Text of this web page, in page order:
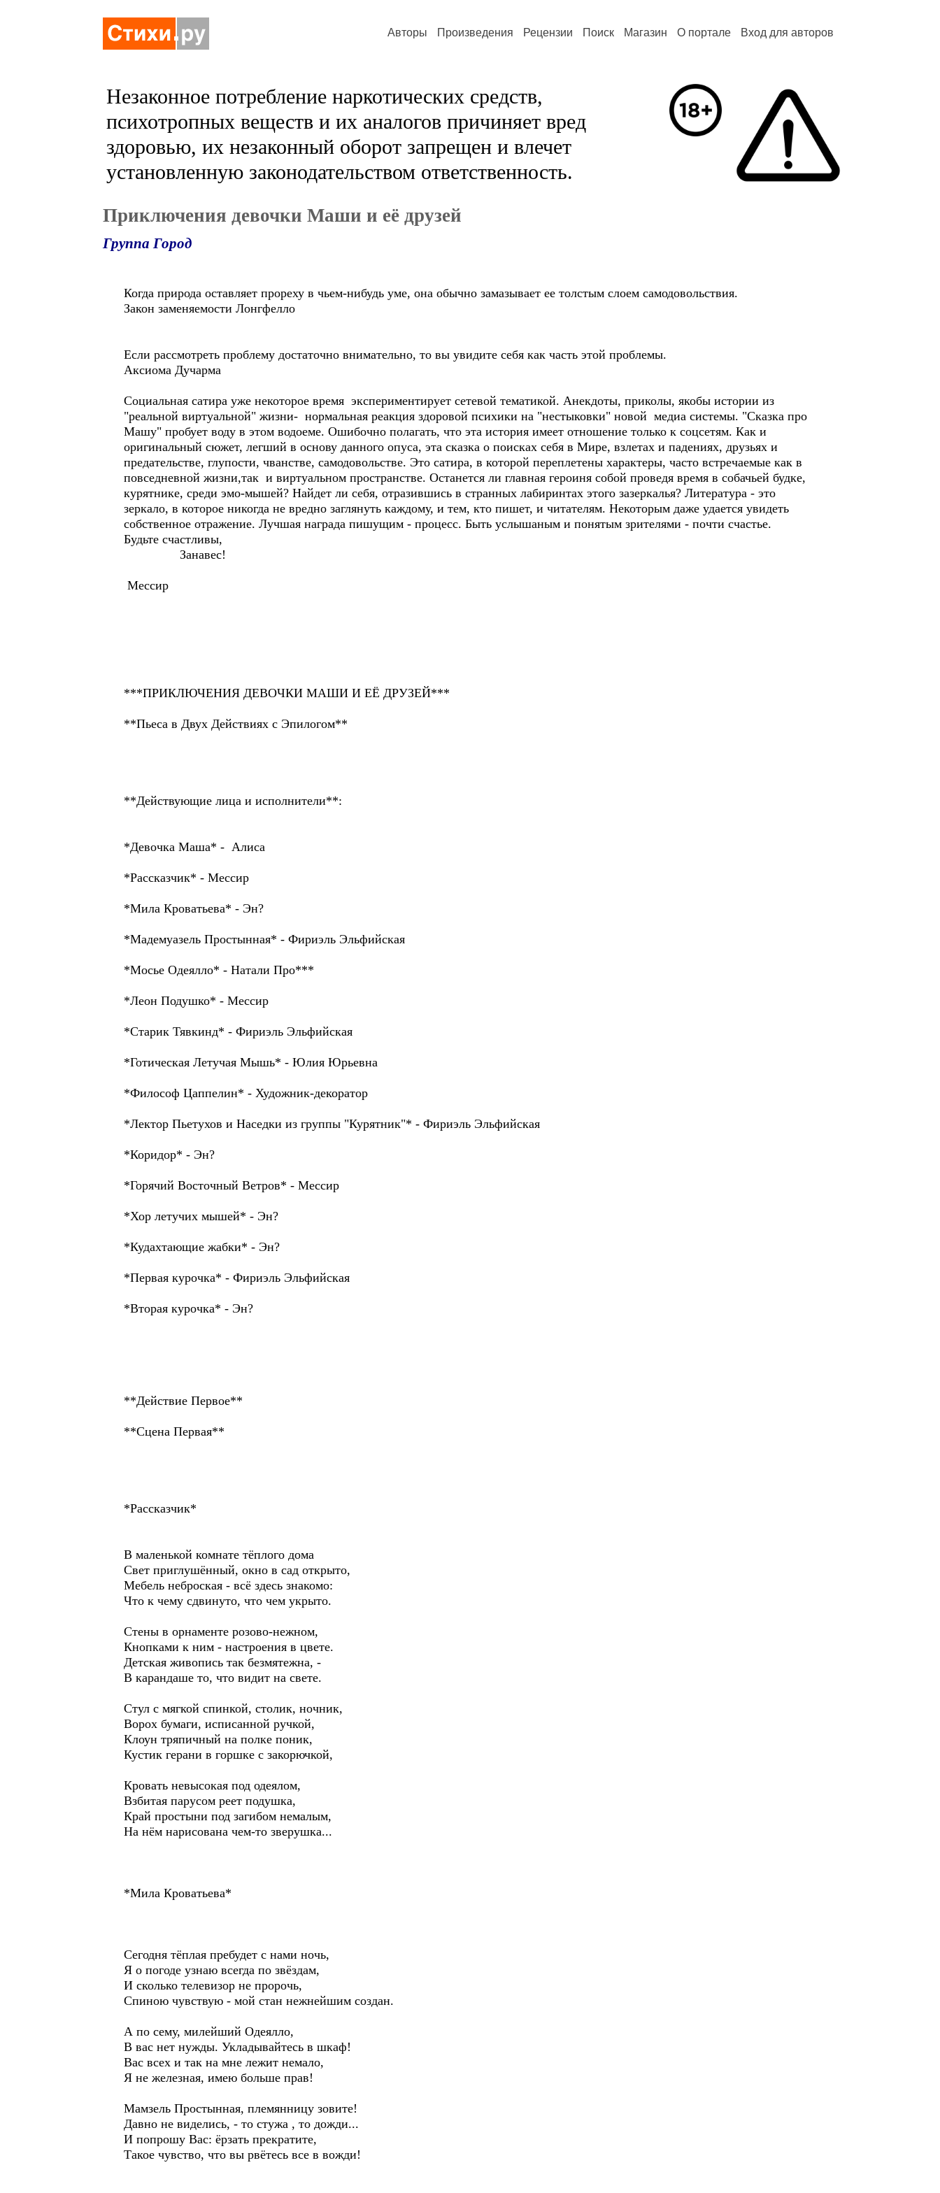
Авторы Произведения Рецензии Поиск Магазин О портале Вход для авторов
Незаконное потребление наркотических средств,
психотропных веществ и их аналогов причиняет вред
здоровью, их незаконный оборот запрещен и влечет
установленную законодательством ответственность.
Приключения девочки Маши и её друзей
Группа Город
Когда природа оставляет прореху в чьем-нибудь уме, она обычно замазывает ее толстым слоем самодовольствия.
Закон заменяемости Лонгфелло
Если рассмотреть проблему достаточно внимательно, то вы увидите себя как часть этой проблемы.
Аксиома Дучарма
Социальная сатира уже некоторое время экспериментирует сетевой тематикой. Анекдоты, приколы, якобы истории из
"реальной виртуальной" жизни- нормальная реакция здоровой психики на "нестыковки" новой медиа системы. "Сказка про
Машу" пробует воду в этом водоеме. Ошибочно полагать, что эта история имеет отношение только к соцсетям. Как и
оригинальный сюжет, легший в основу данного опуса, эта сказка о поисках себя в Мире, взлетах и падениях, друзьях и
предательстве, глупости, чванстве, самодовольстве. Это сатира, в которой переплетены характеры, часто встречаемые как в
повседневной жизни,так и виртуальном пространстве. Останется ли главная героиня собой проведя время в собачьей будке,
курятнике, среди эмо-мышей? Найдет ли себя, отразившись в странных лабиринтах этого зазеркалья? Литература - это
зеркало, в которое никогда не вредно заглянуть каждому, и тем, кто пишет, и читателям. Некоторым даже удается увидеть
собственное отражение. Лучшая награда пишущим - процесс. Быть услышаным и понятым зрителями - почти счастье.
Будьте счастливы,
Занавес!
Мессир
***ПРИКЛЮЧЕНИЯ ДЕВОЧКИ МАШИ И ЕЁ ДРУЗЕЙ***
**Пьеса в Двух Действиях с Эпилогом**
**Действующие лица и исполнители**:
*Девочка Маша* - Алиса
*Рассказчик* - Мессир
*Мила Кроватьева* - Эн?
*Мадемуазель Простынная* - Фириэль Эльфийская
*Мосье Одеялло* - Натали Про***
*Леон Подушко* - Мессир
*Старик Тявкинд* - Фириэль Эльфийская
*Готическая Летучая Мышь* - Юлия Юрьевна
*Философ Цаппелин* - Художник-декоратор
*Лектор Пьетухов и Наседки из группы "Курятник"* - Фириэль Эльфийская
*Коридор* - Эн?
*Горячий Восточный Ветров* - Мессир
*Хор летучих мышей* - Эн?
*Кудахтающие жабки* - Эн?
*Первая курочка* - Фириэль Эльфийская
*Вторая курочка* - Эн?
**Действие Первое**
**Сцена Первая**
*Рассказчик*
В маленькой комнате тёплого дома
Свет приглушённый, окно в сад открыто,
Мебель неброская - всё здесь знакомо:
Что к чему сдвинуто, что чем укрыто.
Стены в орнаменте розово-нежном,
Кнопками к ним - настроения в цвете.
Детская живопись так безмятежна, -
В карандаше то, что видит на свете.
Стул с мягкой спинкой, столик, ночник,
Ворох бумаги, исписанной ручкой,
Клоун тряпичный на полке поник,
Кустик герани в горшке с закорючкой,
Кровать невысокая под одеялом,
Взбитая парусом реет подушка,
Край простыни под загибом немалым,
На нём нарисована чем-то зверушка...
*Мила Кроватьева*
Сегодня тёплая пребудет с нами ночь,
Я о погоде узнаю всегда по звёздам,
И сколько телевизор не пророчь,
Спиною чувствую - мой стан нежнейшим создан.
А по сему, милейший Одеялло,
В вас нет нужды. Укладывайтесь в шкаф!
Вас всех и так на мне лежит немало,
Я не железная, имею больше прав!
Мамзель Простынная, племянницу зовите!
Давно не виделись, - то стужа , то дожди...
И попрошу Вас: ёрзать прекратите,
Такое чувство, что вы рвётесь все в вожди!